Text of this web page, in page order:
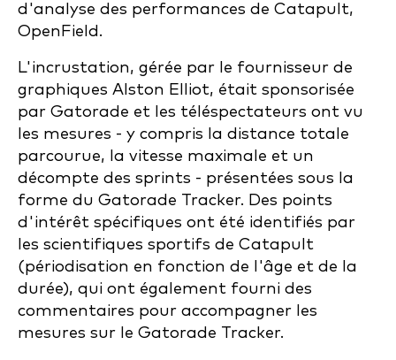
d'analyse des performances de Catapult,
OpenField.
L'incrustation, gérée par le fournisseur de
graphiques Alston Elliot, était sponsorisée
par Gatorade et les téléspectateurs ont vu
les mesures - y compris la distance totale
parcourue, la vitesse maximale et un
décompte des sprints - présentées sous la
forme du Gatorade Tracker. Des points
d'intérêt spécifiques ont été identifiés par
les scientifiques sportifs de Catapult
(périodisation en fonction de l'âge et de la
durée), qui ont également fourni des
commentaires pour accompagner les
mesures sur le Gatorade Tracker.